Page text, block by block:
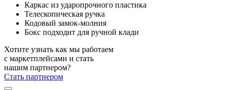
Каркас из ударопрочного пластика
Телескопическая ручка
Кодовый замок-молния
Бокс подходит для ручной клади
Хотите узнать как мы работаем
с маркетплейсами и стать
нашим партнером?
Стать партнером